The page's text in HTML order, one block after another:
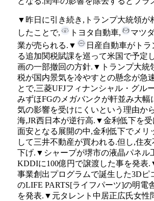
▼昨日に引き続き,トランプ大統領が
したことで,
トヨタ自動車, マツ
業が売られる.▼
日産自動車がトラ
る追加関税賦課を巡って米国で予定
画の一部撤回の方針.▼トランプ大統
税が国内景気を冷やすとの懸念が急
とで,三菱UFJフィナンシャル・グル
みずほFGのメガバンクが軒並み大
気の影響を受けにくいという理由か
海,JR西日本が逆行高.▼金利低下を
面安となる展開の中,金利低下でメリ
して三井不動産が買われる.但し,住
下げ.▼シャープが堺市の液晶パネル
KDDIに100億円で譲渡した事を発表
事業創出プログラムで誕生した3Dピ
のLIFE PARTS[ライフパーツ]の明電
を発表.▼元タレント中居正広氏女性